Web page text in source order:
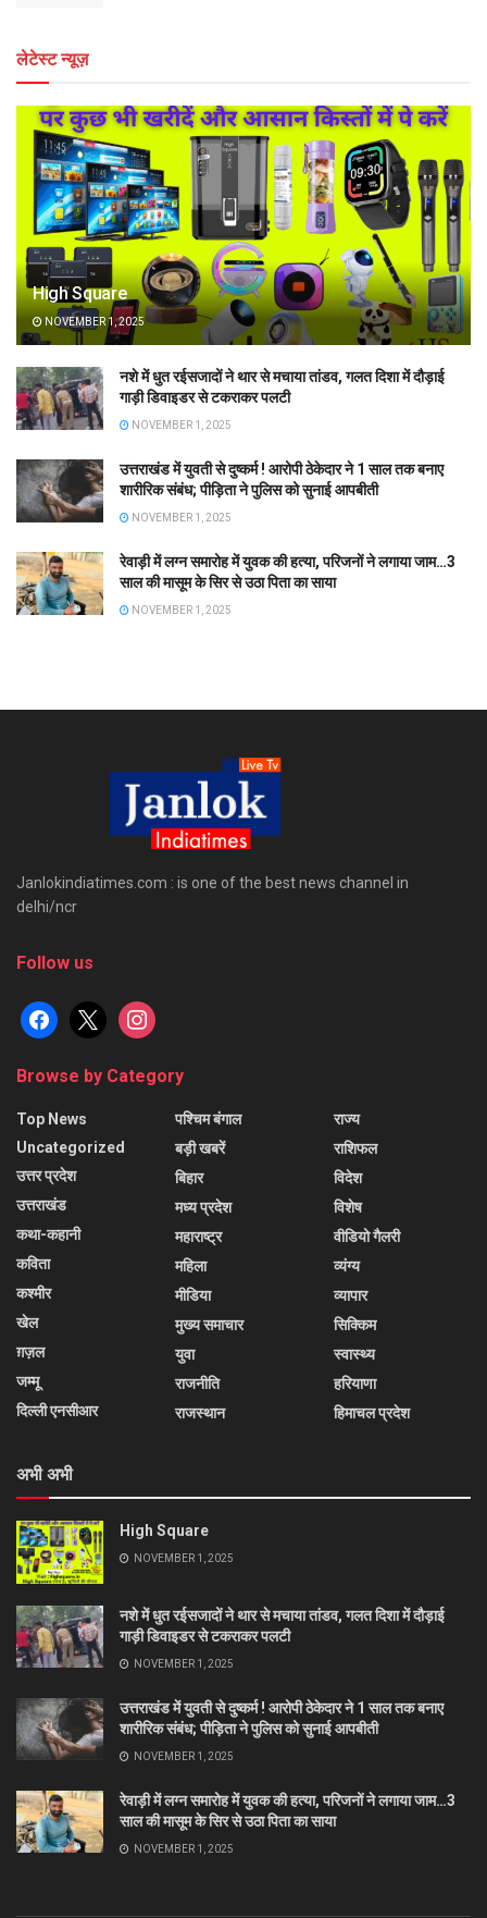
लेटेस्ट न्यूज़
High Square
NOVEMBER 1, 2025
नशे में धुत रईसजादों ने थार से मचाया तांडव, गलत दिशा में दौड़ाई
गाड़ी डिवाइडर से टकराकर पलटी
NOVEMBER 1, 2025
उत्तराखंड में युवती से दुष्कर्म ! आरोपी ठेकेदार ने 1 साल तक बनाए
शारीरिक संबंध; पीड़िता ने पुलिस को सुनाई आपबीती
NOVEMBER 1, 2025
रेवाड़ी में लग्न समारोह में युवक की हत्या, परिजनों ने लगाया जाम…3
साल की मासूम के सिर से उठा पिता का साया
NOVEMBER 1, 2025
Janlokindiatimes.com : is one of the best news channel in
delhi/ncr
Follow us
facebook
x instagram
Browse by Category
Top News
Uncategorized
उत्तर प्रदेश
उत्तराखंड
कथा-कहानी
कविता
कश्मीर
खेल
ग़ज़ल
जम्मू
दिल्ली एनसीआर
पश्चिम बंगाल
बड़ी खबरें
बिहार
मध्य प्रदेश
महाराष्ट्र
महिला
मीडिया
मुख्य समाचार
युवा
राजनीति
राजस्थान
राज्य
राशिफल
विदेश
विशेष
वीडियो गैलरी
व्यंग्य
व्यापार
सिक्किम
स्वास्थ्य
हरियाणा
हिमाचल प्रदेश
अभी अभी
High Square
NOVEMBER 1, 2025
नशे में धुत रईसजादों ने थार से मचाया तांडव, गलत दिशा में दौड़ाई
गाड़ी डिवाइडर से टकराकर पलटी
NOVEMBER 1, 2025
उत्तराखंड में युवती से दुष्कर्म ! आरोपी ठेकेदार ने 1 साल तक बनाए
शारीरिक संबंध; पीड़िता ने पुलिस को सुनाई आपबीती
NOVEMBER 1, 2025
रेवाड़ी में लग्न समारोह में युवक की हत्या, परिजनों ने लगाया जाम…3
साल की मासूम के सिर से उठा पिता का साया
NOVEMBER 1, 2025